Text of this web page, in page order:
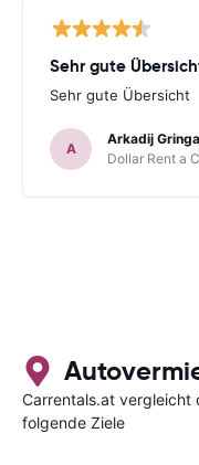
Sehr gute
Sehr gute Übersicht
A
Arkadij
Dollar Rent a
Carrentals.at vergleicht
folgende Ziele